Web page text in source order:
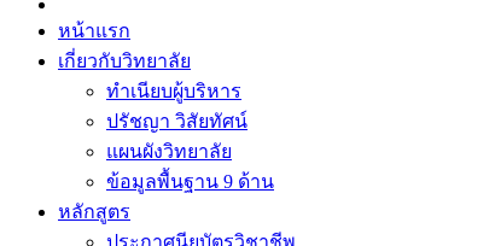
หน้าแรก
เกี่ยวกับวิทยาลัย
ทำเนียบผู้บริหาร
ปรัชญา วิสัยทัศน์
แผนผังวิทยาลัย
ข้อมูลพื้นฐาน 9 ด้าน
หลักสูตร
ประกาศนียบัตรวิชาชีพ